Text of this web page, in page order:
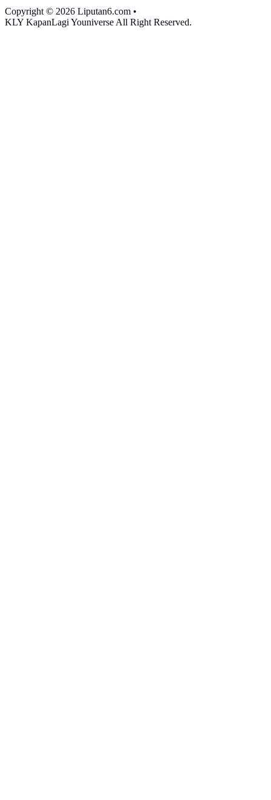
Copyright © 2026 Liputan6.com •
KLY KapanLagi Youniverse All Right Reserved.